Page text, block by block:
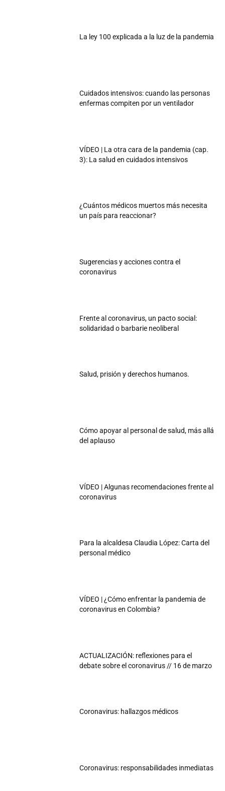
La ley 100 explicada a la luz de la pandemia
Cuidados intensivos: cuando las personas
enfermas compiten por un ventilador
VÍDEO | La otra cara de la pandemia (cap.
3): La salud en cuidados intensivos
¿Cuántos médicos muertos más necesita
un país para reaccionar?
Sugerencias y acciones contra el
coronavirus
Frente al coronavirus, un pacto social:
solidaridad o barbarie neoliberal
Salud, prisión y derechos humanos.
Cómo apoyar al personal de salud, más allá
del aplauso
VÍDEO | Algunas recomendaciones frente al
coronavirus
Para la alcaldesa Claudia López: Carta del
personal médico
VÍDEO | ¿Cómo enfrentar la pandemia de
coronavirus en Colombia?
ACTUALIZACIÓN: reflexiones para el
debate sobre el coronavirus // 16 de marzo
Coronavirus: hallazgos médicos
Coronavirus: responsabilidades inmediatas